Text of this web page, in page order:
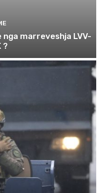
marreveshja LVV-
?